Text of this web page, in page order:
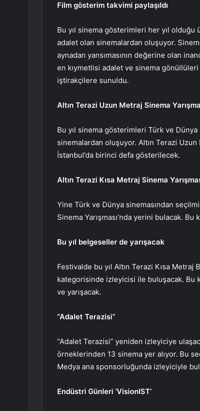
Film gösterim takvimi paylaşıldı
Bu yıl sinema gösterimleri her yıl olduğu
adalet olan sinemalardan oluşuyor.
aynadan yansımasının değerine olan
en kıymetlisi adalet ve sinema
iştirakçilere sunuldu.
Altın Terazi Uzun Metraj Sinema
Bu yıl sinema gösterimleri Türk ve
sinemalardan oluşuyor. Altın Terazi Uzun
İstanbul’da birinci defa gösterilecek.
Altın Terazi Kısa Metraj Sinema
Yine Türk ve Dünya sinemasından
Sinema Yarışması’nda yerini bulacak. Bu
Bu yıl belgeseller de yarışacak
Festivalde bu yıl Altın Terazi Kısa Metraj
kategorisinde izleyicisi ile buluşacak. Bu
ve yarışacak.
“Adalet Terazisi”
“Adalet Terazisi” yeniden izleyiciye
örneklerinden 13 sinema yer alıyor. Bu
Medya ana sponsorluğunda izleyiciyle
Endüstri Günleri ‘VisionIST’